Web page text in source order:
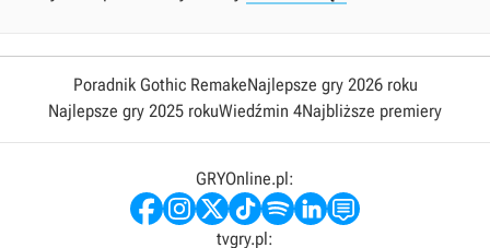
Poradnik Gothic RemakeNajlepsze gry 2026 roku
Najlepsze gry 2025 rokuWiedźmin 4Najbliższe premiery
GRYOnline.pl:
tvgry.pl: